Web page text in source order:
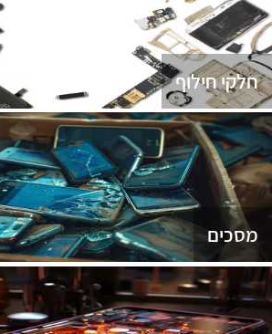
חלקי חילוף
מסכים